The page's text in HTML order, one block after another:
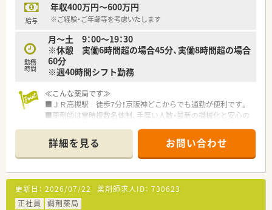
給与
年収400万円～600万円
※ご経験・ご年齢等を考慮いたします
勤務
時間
月～土 9：00～19：30
※休憩 実働6時間超の場合45分、実働8時間超の場合
60分
※週40時間シフト勤務
≪こんな薬局です≫
■ＪＲ高槻駅 徒歩7分！京阪神どこからでも通勤が便利です。
■薬剤師は常時複数名体制、手厚い人数・最新の機械化と安心の
■耳鼻科・皮膚科・眼科・脳神経外科の複数クリニックから処方箋
を応需。駅前の為面対応もございます。
■オンライン服薬指導も行っており、患者様のニーズに合わせて
対応しています！
■配属先につきましては面接にて適性を含め最終決定いたしま
す。
詳細を見る お問い合わせ
更新日： 2026/07/22 薬剤師求人ID： 730623
正社員
調剤薬局